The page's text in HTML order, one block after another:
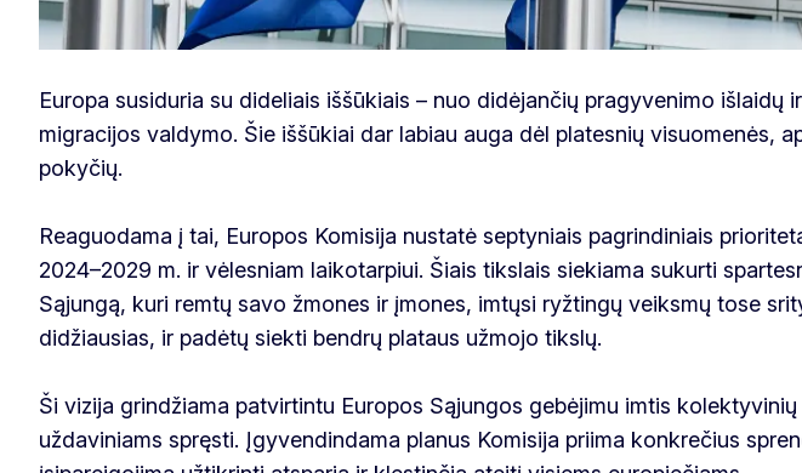
Europa susiduria su dideliais iššūkiais – nuo didėjančių pragyvenimo išlaidų
migracijos valdymo. Šie iššūkiai dar labiau auga dėl platesnių visuomenės,
pokyčių.
Reaguodama į tai, Europos Komisija nustatė septyniais pagrindiniais
2024–2029 m. ir vėlesniam laikotarpiui. Šiais tikslais siekiama sukurti
Sąjungą, kuri remtų savo žmones ir įmones, imtųsi ryžtingų veiksmų tose
didžiausias, ir padėtų siekti bendrų plataus užmojo tikslų.
Ši vizija grindžiama patvirtintu Europos Sąjungos gebėjimu imtis
uždaviniams spręsti. Įgyvendindama planus Komisija priima konkrečius